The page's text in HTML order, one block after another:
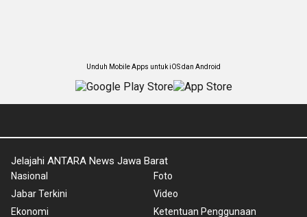
Unduh Mobile Apps untuk iOS dan Android
Jelajahi ANTARA News Jawa Barat
Nasional
Jabar Terkini
Ekonomi
Foto
Video
Ketentuan Penggunaan